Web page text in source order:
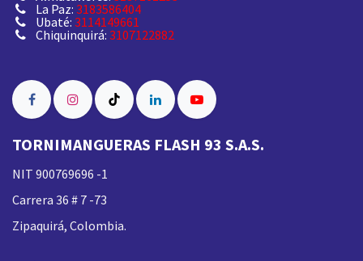
La Paz: 3183586404
Ubaté: 3114149661
Chiquinquirá: 3107122882
TORNIMANGUERAS FLASH 93 S.A.S.
NIT 900769696 -1
Carrera 36 # 7 -73
Zipaquirá, Colombia.